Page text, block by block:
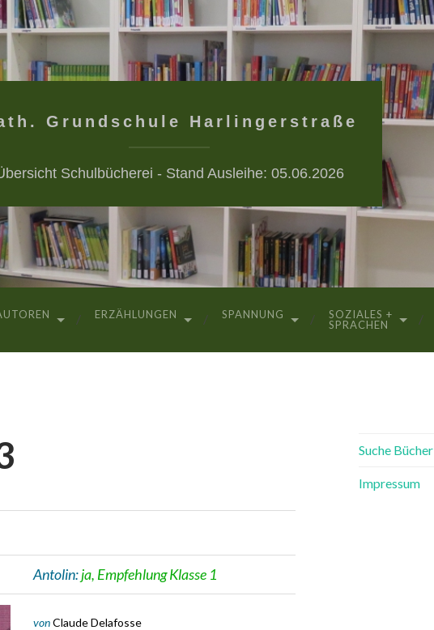
Grundschule Harlingerstraße
Schulbücherei - Stand Ausleihe: 05.06.2026
ERZÄHLUNGEN SPANNUNG
SOZIALES +
SPRACHEN
Antolin:ja, Empfehlung Klasse 1
vonClaude Delafosse
Suche Bücher
Impressum